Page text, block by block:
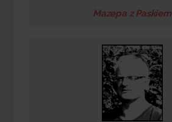
Mazepa z Paskiem